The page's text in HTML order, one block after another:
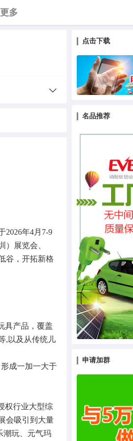
更多
2026年4月7-9
）展览会、
谷，开拓新格
具产品，覆盖
,以及从传统儿
成一加一大于
权行业大型综
会吸引到大量
潮玩、元气玛
点击下载
名品推荐
申请加群